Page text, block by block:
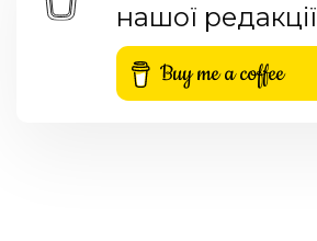
нашої редакції